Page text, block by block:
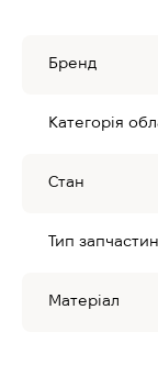
Бренд
Категорія
Стан
Тип
Матеріал